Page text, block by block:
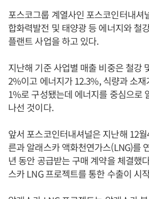
포스코그룹 계열사인 포스코인터내셔
합화력발전 및 태양광 등 에너지와 철
플랜트 사업을 하고 있다.
지난해 기준 사업별 매출 비중은 철강
2%이고 에너지가 12.3%, 식량과 소
1%로 구성됐는데 에너지를 중심으로
나선 것이다.
앞서 포스코인터내셔널은 지난해 12
른과 알래스카 액화천연가스(LNG)를
년 동안 공급받는 구매 계약을 체결했
스카 LNG 프로젝트를 통한 수출이 시